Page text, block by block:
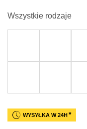
Wszystkie rodzaje
WYSYŁKA W 24H*